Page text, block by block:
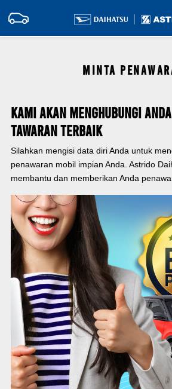
MINTA
Kami Akan Menghubungi
Tawaran Terbaik
Silahkan mengisi data diri Anda untuk
penawaran mobil impian Anda. Astrido
membantu dan memberikan Anda